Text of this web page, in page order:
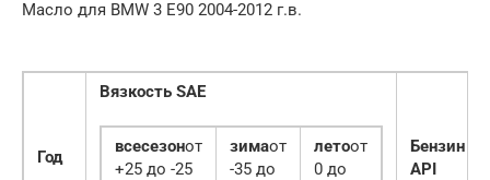
Масло для BMW 3 E90 2004-2012 г.в.
Год
Вязкость SAE
всесезонот
+25 до -25
зимаот
-35 до
летоот
0 до
Бензин
API